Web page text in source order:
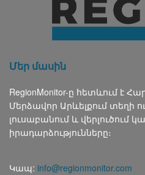
Մեր մասին
RegionMonitor-ը հետևում է
Մերձավոր Արևելքում տեղի
լուսաբանում և վերլուծում
իրադարձությունները։
Կապ: info@regionmonitor.com